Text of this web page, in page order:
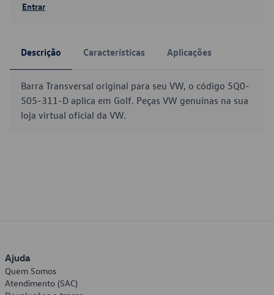
Entrar
Descrição Características Aplicações
Barra Transversal original para seu VW, o código 5Q0-
505-311-D aplica em Golf. Peças VW genuínas na sua
loja virtual oficial da VW.
Ajuda
Quem Somos
Atendimento (SAC)